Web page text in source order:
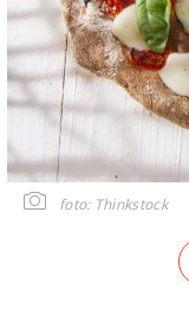
foto: Thinkstock